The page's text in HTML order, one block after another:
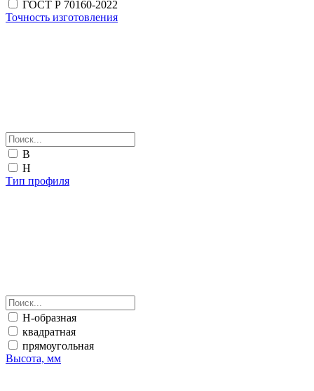
ГОСТ Р 70160-2022
Точность изготовления
В
Н
Тип профиля
Н-образная
квадратная
прямоугольная
Высота, мм